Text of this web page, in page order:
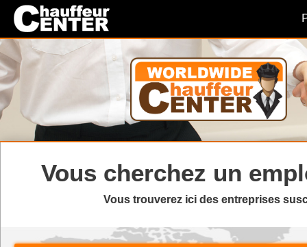
Vous cherchez un
Vous trouverez ici des entreprises